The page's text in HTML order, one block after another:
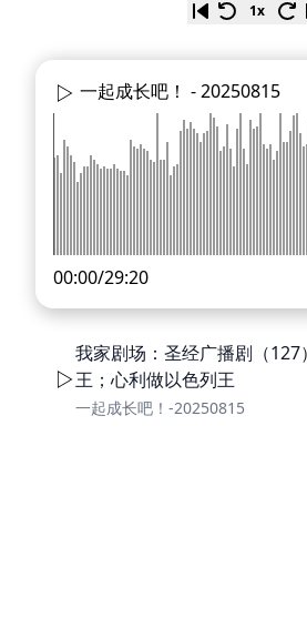
1x
一起成长吧！ -20250815
00:00/29:20
我家剧场：圣经广播剧（127
王；心利做以色列王
一起成长吧！-20250815